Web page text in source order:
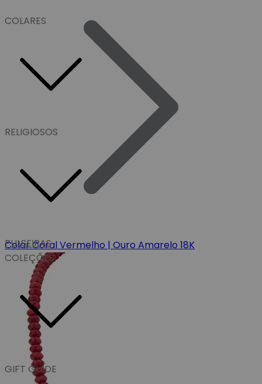
COLARES
RELIGIOSOS
PULSEIRAS
COLEÇÕES
GIFT GUIDE
Colar Coral Vermelho | Ouro Amarelo 18K